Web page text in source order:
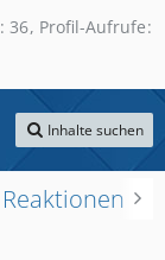
36 Profil-Aufrufe
Inhalte suchen
Reaktionen